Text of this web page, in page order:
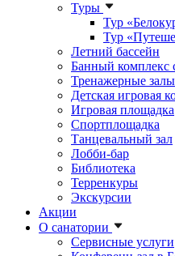
Туры
Тур
Тур
Летний бассейн
Банный комплекс
Тренажерные залы
Детская игровая
Игровая площадка
Спортплощадка
Танцевальный зал
Лобби-бар
Библиотека
Терренкуры
Экскурсии
Акции
О санатории
Сервисные услуги